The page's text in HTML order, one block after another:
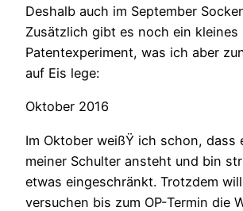
Deshalb auch im September
Zusätzlich gibt es noch ein kleines
Patentexperiment, was ich aber
auf Eis lege:
Oktober 2016
Im Oktober weißŸ ich schon, dass
meiner Schulter ansteht und bin
etwas eingeschränkt. Trotzdem
versuchen bis zum OP-Termin die